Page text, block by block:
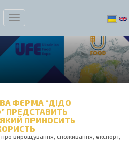
ФЕРМА “ДІДО
ПРЕДСТАВИТЬ
ПРИНОСИТЬ
вирощування, споживання, експорт,